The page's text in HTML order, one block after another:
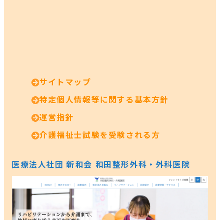
サイトマップ
特定個人情報等に関する基本方針
運営指針
介護福祉士試験を受験される方
医療法人社団 新和会 和田整形外科・外科医院